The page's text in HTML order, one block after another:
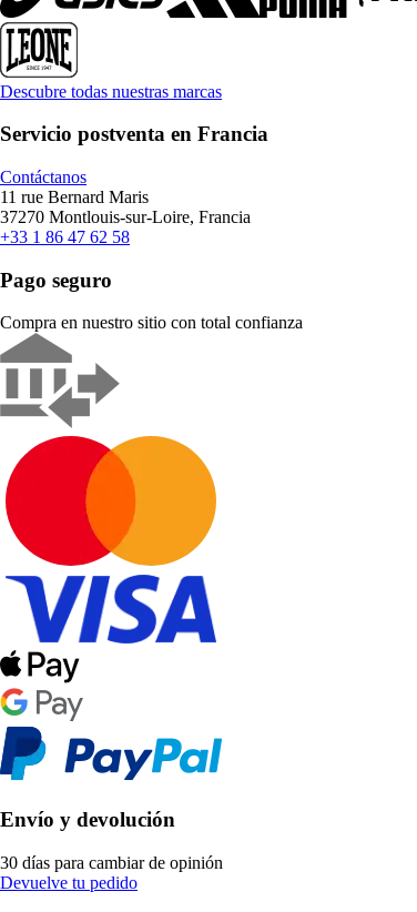
Descubre todas nuestras marcas
Servicio postventa en Francia
Contáctanos
11 rue Bernard Maris
37270 Montlouis-sur-Loire, Francia
+33 1 86 47 62 58
Pago seguro
Compra en nuestro sitio con total confianza
Envío y devolución
30 días para cambiar de opinión
Devuelve tu pedido